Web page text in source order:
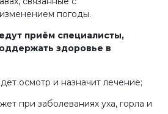
погоды.
приём специалисты,
здоровье в
осмотр и назначит лечение;
при заболеваниях уха, горла и